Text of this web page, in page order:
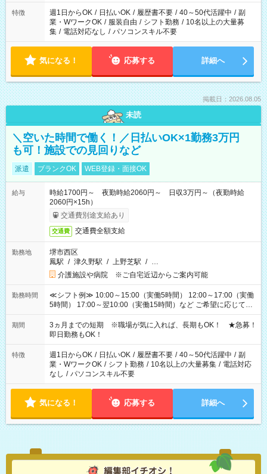
特徴 週1日からOK / 日払いOK / 履歴書不要 / 40～50代活躍中 / 副
業・WワークOK / 服装自由 / シフト勤務 / 10名以上の大量募
集 / 電話対応なし / パソコンスキル不要
気になる！ 応募する 詳細へ
掲載日：2026.08.05
未読
＼空いた時間で働く！／日払いOK×1勤務3万円
も可！施設での見回りなど
派遣 ブランクOK WEB登録・面接OK
給与
時給1700円～ 夜勤時給2060円～ 日収3万円～（夜勤時給
2060円×15h）
交通費別途支給あり
交通費 交通費全額支給
勤務地
堺市西区
鳳駅 / 津久野駅 / 上野芝駅 / …
介護施設や病院 ※ご自宅近辺からご案内可能
勤務時間
≪シフト例≫ 10:00～15:00（実働5時間） 12:00～17:00（実働
5時間） 17:00～翌10:00（実働15時間）など ご希望に応じて、
働く時間は調整できます！ お気軽に担当へ相談ください！
期間
3ヵ月までの短期 ※職場が気に入れば、長期もOK！ ★急募！
即日勤務もOK！
特徴 週1日からOK / 日払いOK / 履歴書不要 / 40～50代活躍中 / 副
業・WワークOK / シフト勤務 / 10名以上の大量募集 / 電話対応
なし / パソコンスキル不要
気になる！ 応募する 詳細へ